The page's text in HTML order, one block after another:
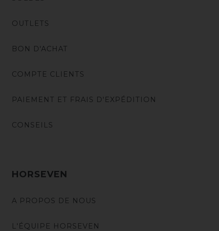
OUTLETS
BON D'ACHAT
COMPTE CLIENTS
PAIEMENT ET FRAIS D'EXPÉDITION
CONSEILS
HORSEVEN
A PROPOS DE NOUS
L'ÉQUIPE HORSEVEN